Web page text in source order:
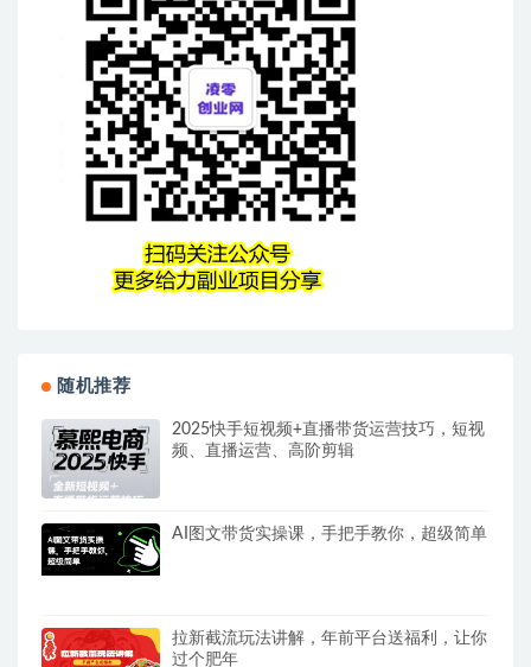
随机推荐
2025快手短视频+直播带货运营技巧，​短视
频、直播运营、高阶剪辑
AI图文带货实操课，手把手教你，超级简单
拉新截流玩法讲解，年前平台送福利，让你
过个肥年